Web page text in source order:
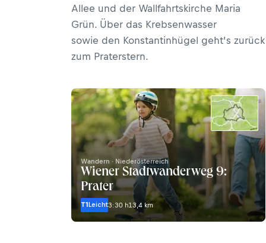
Allee und der Wallfahrtskirche Maria
Grün. Über das Krebsenwasser
sowie den Konstantinhügel geht’s zurück
zum Praterstern.
Wandern · Niederösterreich
Wiener Stadtwanderweg 9:
Prater
T1Leicht3:30 h13,4 km